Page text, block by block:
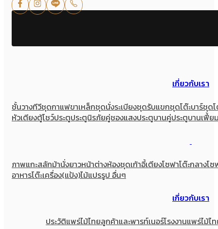
เกี่ยวกับเรา
ชั้นวางทีวีชุดกาแฟขาเหล็กชุดนั่งระเบียงชุดรับแขกชุดโต๊ะบาร์ชุดโ
หัวเตียงตู้โชว์ประตูประตูนิรภัยคู่ชองแสงประตูบานคู่ประตูบานเฟี้ย
ภาพแกะสลักม้านั่งยาวหน้าต่างห้องชุดเก้าอี้เตียงโซฟาโต๊ะกลางโซ
อาหารโต๊ะเครื่อง(แป้ง)ไม้แปรรูป อื่นๆ
เกี่ยวกับเรา
ประวัติแพร่ไม้ไทยลูกค้าและพารท์เนอร์โรงงานแพร่ไม้ไ